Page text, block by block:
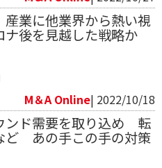
産業に他業界から熱い視
後を見越した戦略か
M＆A Online| 2022/10/18
ンド需要を取り込め 転
ど あの手この手の対策